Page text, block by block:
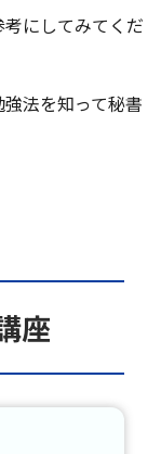
にしてみてくだ
法を知って秘書
座